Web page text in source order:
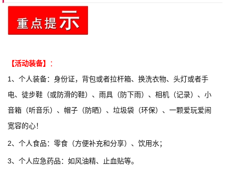
【活动装备】
：
1、个人装备：身份证，背包或者拉杆箱、换洗衣物、头灯或者手
电、徒步鞋（或防滑的鞋）、雨具（防下雨）、相机（记录）、小
音箱（听音乐）、帽子（防晒）、垃圾袋（环保）、一颗爱玩爱闹
宽容的心！
2、个人食品：零食（方便补充和分享）、饮用水；
3、个人应急药品：如风油精、止血贴等。